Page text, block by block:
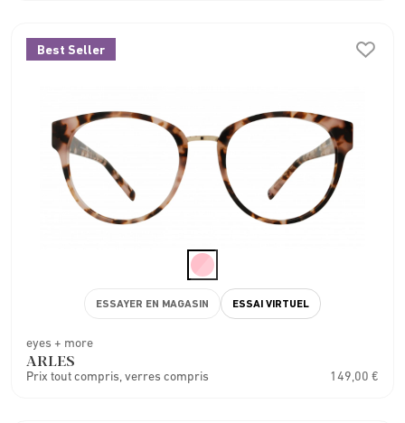
Best Seller
eyes + more
ARLES
Prix tout compris, verres compris 149,00 €
ESSAYER EN MAGASIN ESSAI VIRTUEL